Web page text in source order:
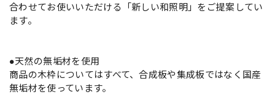
合わせてお使いいただける「新しい和照明」をご提案してい
ます。
●天然の無垢材を使用
商品の木枠についてはすべて、合成板や集成板ではなく国産
無垢材を使っています。